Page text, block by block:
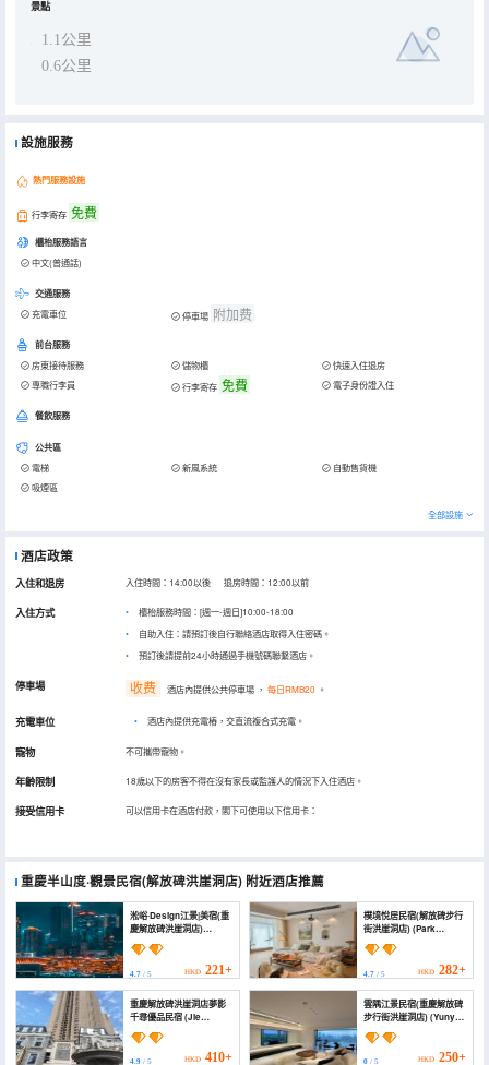
景點
1.1公里
0.6公里
設施服務
熱門服務設施
行李寄存 免費
櫃枱服務語言
中文(普通話)
交通服務
充電車位 停車場 附加费
前台服務
房東接待服務 儲物櫃
快速入住退房
專職行李員
行李寄存 免費 電子身份證入住
餐飲服務
公共區
電梯 新風系統
自動售貨機
吸煙區
全部設施
酒店政策
入住和退房 入住時間：14:00以後 退房時間：12:00以前
入住方式
櫃枱服務時間：[週一-週日]10:00-18:00
自助入住：請預訂後自行聯絡酒店取得入住密碼。
預訂後請提前24小時通過手機號碼聯繫酒店。
停車場 收费 酒店內提供公共停車場 ， 每日RMB20 。
充電車位 • 酒店內提供充電樁，交直流複合式充電。
寵物 不可攜帶寵物。
年齡限制 18歲以下的房客不得在沒有家長或監護人的情況下入住酒店。
接受信用卡 可以信用卡在酒店付款，閣下可使用以下信用卡：
重慶半山度·觀景民宿(解放碑洪崖洞店) 附近酒店推薦
淞峪·Design江景|美宿(重
慶解放碑洪崖洞店)
(Songyu · Design River
View | Meisu
(Chongqing Monument
to the people's
Liberation Hongyadong
Store))
4.7 / 5 HKD 221+
樸境悅居民宿(解放碑步行
街洪崖洞店) (Park
Jingyue Juzhuju
(Jiefangbei Pedestrian
Street Hongyadong
Branch))
4.7/ 5 HKD 282+
重慶解放碑洪崖洞店夢影
千尋優品民宿 (Jie
Fangbei Hongyadong
Juman Yinying
Riverview Hotel-style)
4.9 / 5 HKD 410+
雲隅江景民宿(重慶解放碑
步行街洪崖洞店) (Yunyu
River View Homestay
(Chongqing Jiefangbei
Pedestrian Street Hong
0/ 5 HKD 250+